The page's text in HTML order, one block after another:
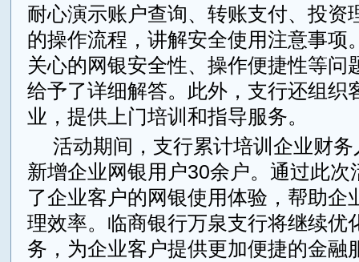
耐心演示账户查询、转账支付、投资
的操作流程，讲解安全使用注意事项
关心的网银安全性、操作便捷性等问
给予了详细解答。此外，支行还组织
业，提供上门培训和指导服务。
活动期间，支行累计培训企业财
新增企业网银用户30余户。通过此次
了企业客户的网银使用体验，帮助企
理效率。临商银行万泉支行将继续优
务，为企业客户提供更加便捷的金融